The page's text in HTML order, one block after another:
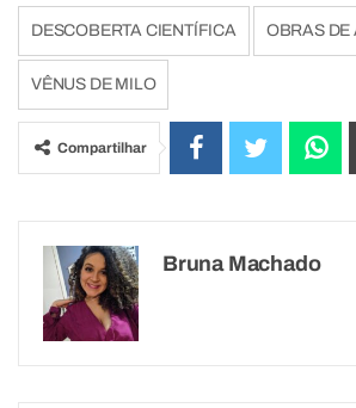
DESCOBERTA CIENTÍFICA OBRAS DE
VÊNUS DE MILO
Compartilhar
Bruna Machado